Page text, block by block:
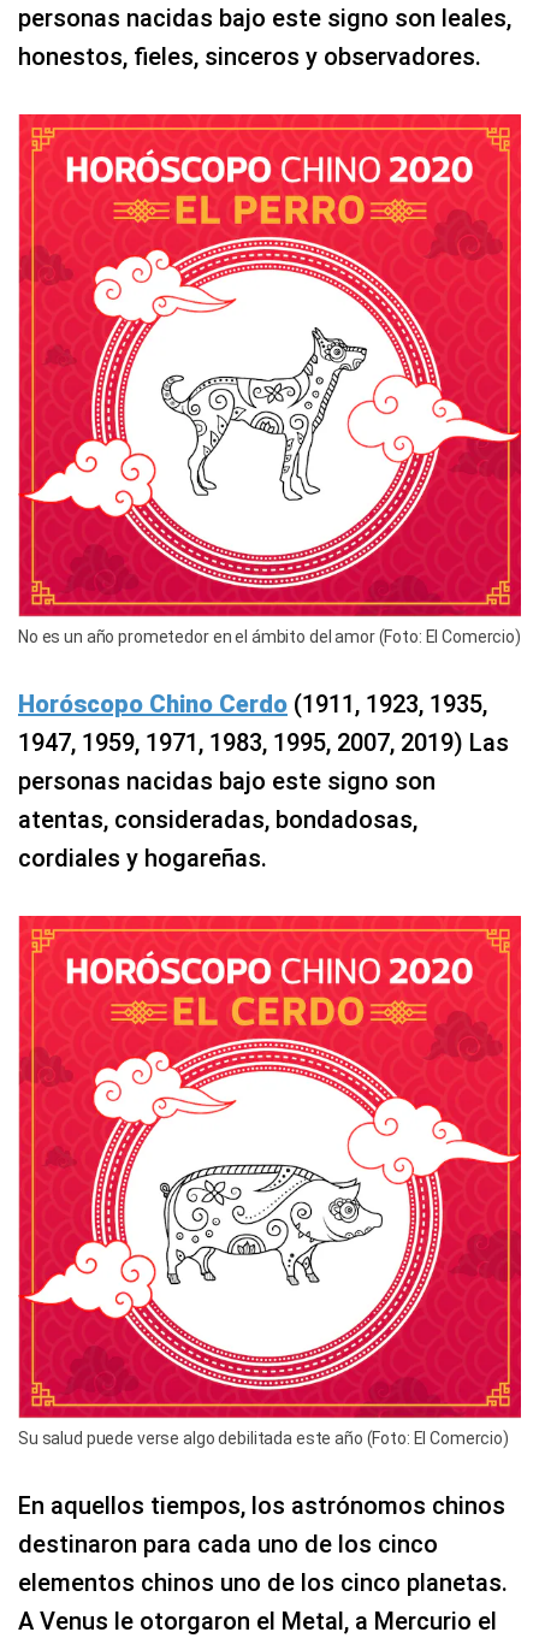
personas nacidas bajo este signo son leales,
honestos, fieles, sinceros y observadores.
No es un año prometedor en el ámbito del amor (Foto: El Comercio)
Horóscopo Chino Cerdo (1911, 1923, 1935,
1947, 1959, 1971, 1983, 1995, 2007, 2019) Las
personas nacidas bajo este signo son
atentas, consideradas, bondadosas,
cordiales y hogareñas.
Su salud puede verse algo debilitada este año (Foto: El Comercio)
En aquellos tiempos, los astrónomos chinos
destinaron para cada uno de los cinco
elementos chinos uno de los cinco planetas.
A Venus le otorgaron el Metal, a Mercurio el